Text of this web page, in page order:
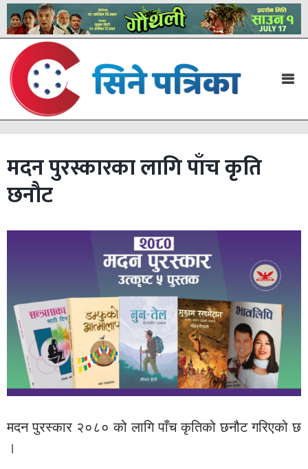
मदन पुरस्कारका लागि पाँच कृति
छनौट
मदन पुरस्कार २०८० को लागि पाँच कृतिको छनौट गरिएको छ
।